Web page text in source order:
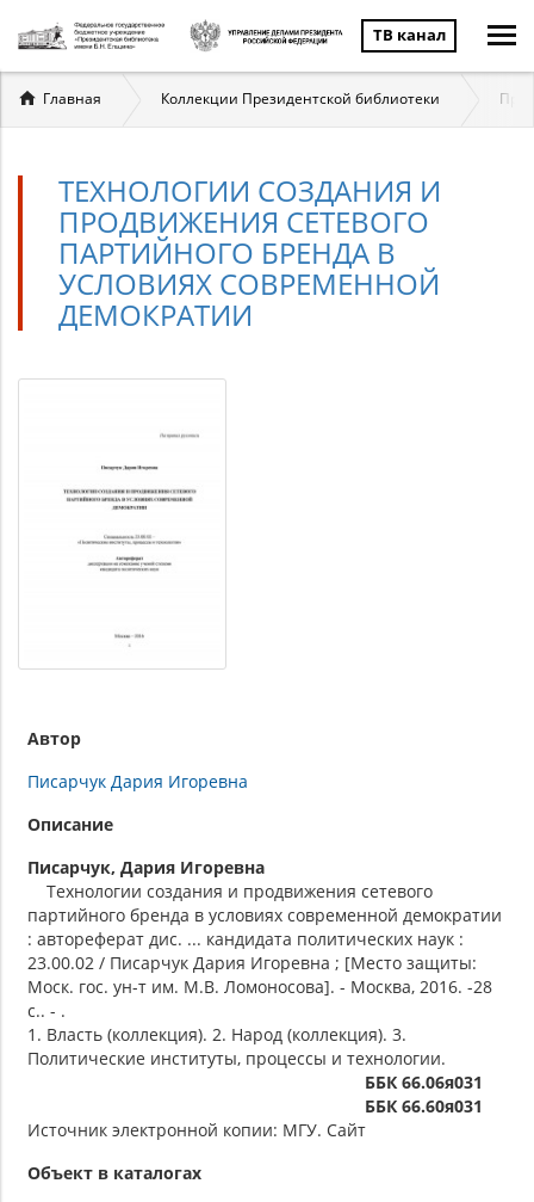
ТВ канал
Вы
здесь
Главная Коллекции Президентской библиотеки
ТЕХНОЛОГИИ СОЗДАНИЯ И
ПРОДВИЖЕНИЯ СЕТЕВОГО
ПАРТИЙНОГО БРЕНДА В
УСЛОВИЯХ СОВРЕМЕННОЙ
ДЕМОКРАТИИ
Автор
Писарчук Дария Игоревна
Описание
Писарчук, Дария Игоревна
Технологии создания и продвижения сетевого
партийного бренда в условиях современной демократии
: автореферат дис. ... кандидата политических наук :
23.00.02 / Писарчук Дария Игоревна ; [Место защиты:
Моск. гос. ун-т им. М.В. Ломоносова]. - Москва, 2016. -28
с.. - .
1. Власть (коллекция). 2. Народ (коллекция). 3.
Политические институты, процессы и технологии.
ББК 66.06я031
ББК 66.60я031
Источник электронной копии: МГУ. Сайт
Объект в каталогах